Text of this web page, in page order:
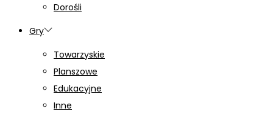
Dorośli
Gry
Towarzyskie
Planszowe
Edukacyjne
Inne